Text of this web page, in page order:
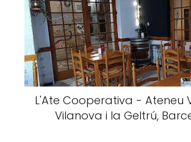
L'Ate Cooperativa - Ateneu
Vilanova i la Geltrú,